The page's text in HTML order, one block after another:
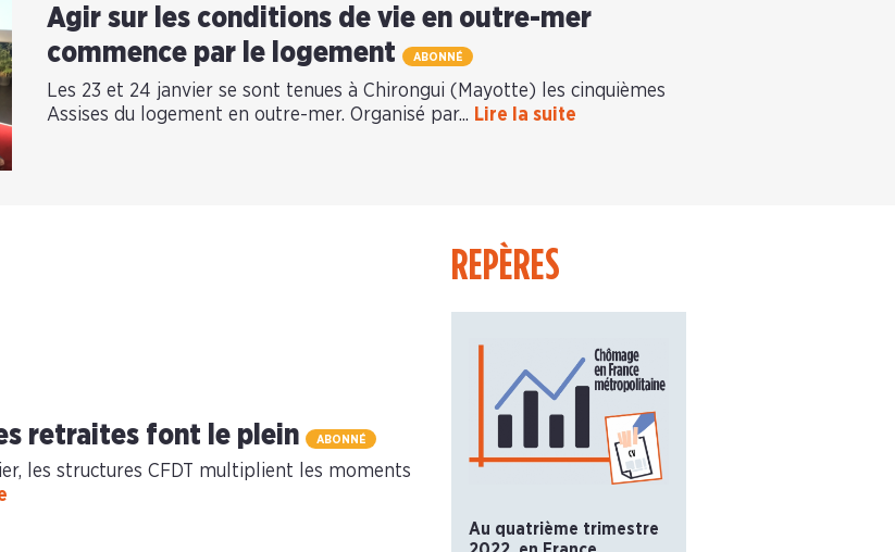
Agir sur les conditions de vie en outre-mer
commence par le logement
ABONNÉ
Les 23 et 24 janvier se sont tenues à Chirongui (Mayotte) les cinquièmes
Assises du logement en outre-mer. Organisé par... Lire la suite
retraites font le plein ABONNÉ
les structures CFDT multiplient les moments
REPÈRES
Au quatrième trimestre